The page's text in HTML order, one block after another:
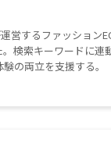
営するファッション
検索キーワードに
の両立を支援する。